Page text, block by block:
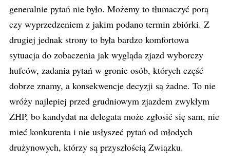
generalnie pytań nie było. Możemy to tłumaczyć porą
czy wyprzedzeniem z jakim podano termin zbiórki. Z
drugiej jednak strony to była bardzo komfortowa
sytuacja do zobaczenia jak wygląda zjazd wyborczy
hufców, zadania pytań w gronie osób, których część
dobrze znamy, a konsekwencje decyzji są żadne. To nie
wróży najlepiej przed grudniowym zjazdem zwykłym
ZHP, bo kandydat na delegata może zgłosić się sam, nie
mieć konkurenta i nie usłyszeć pytań od młodych
drużynowych, którzy są przyszłością Związku.